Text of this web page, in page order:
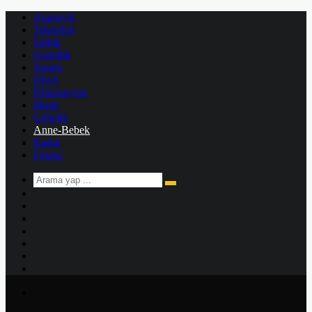
Anasayfa
Teknoloji
Sağlık
Güzellik
Yaşam
Diyet
Dekorasyon
Moda
Gebelik
Anne-Bebek
Kadın
Finans
Arama